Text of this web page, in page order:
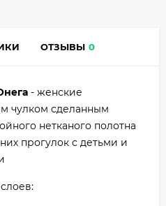
ОТЗЫВЫ 0
- женские
чулком сделанным
нетканого полотна
прогулок с детьми и